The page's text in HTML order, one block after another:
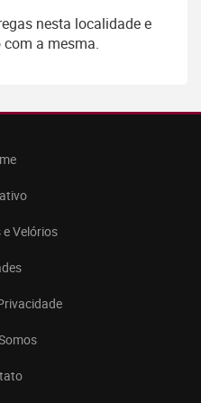
nesta localidade e
a mesma.
Velórios